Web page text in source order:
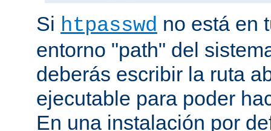
Si htpasswd no está en
entorno "path" del
deberás escribir la ruta
ejecutable para poder
En una instalación por